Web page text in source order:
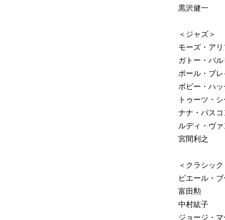
黒沢健一
＜ジャズ＞
モーズ・ア
ガトー・バ
ポール・ブ
ボビー・ハ
トゥーツ・
ナナ・バス
ルディ・ヴ
宮間利之
＜クラシッ
ピエール・
富田勲
中村紘子
ジョージ・